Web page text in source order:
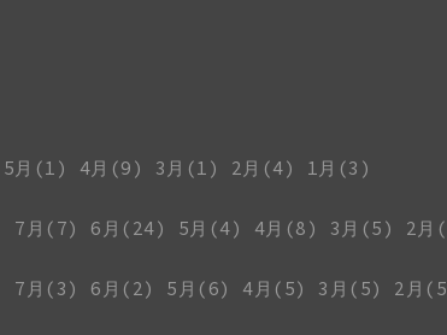
5月(1) 4月(9) 3月(1) 2月(4)
1月(3)
7月(7) 6月(24) 5月(4) 4月(8) 3月(5) 2月
7月(3) 6月(2) 5月(6) 4月(5) 3月(5) 2月